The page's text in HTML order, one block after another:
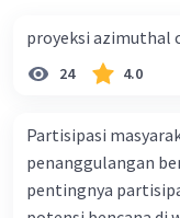
proyeksi azimuthal
24 4.0
Partisipasi
penanggulangan
pentingnya